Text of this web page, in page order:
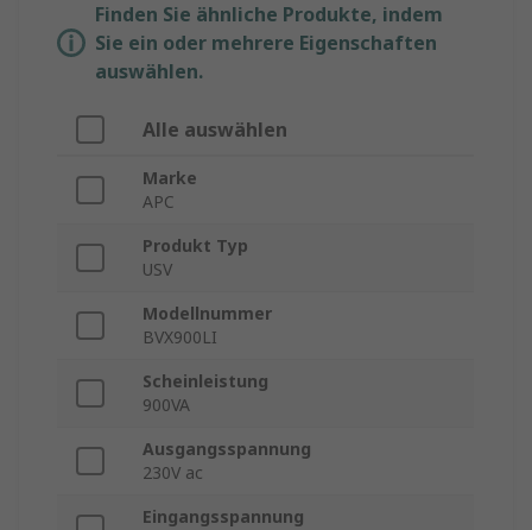
Finden Sie ähnliche Produkte, indem
Sie ein oder mehrere Eigenschaften
auswählen.
Alle auswählen
Marke
APC
Produkt Typ
USV
Modellnummer
BVX900LI
Scheinleistung
900VA
Ausgangsspannung
230V ac
Eingangsspannung